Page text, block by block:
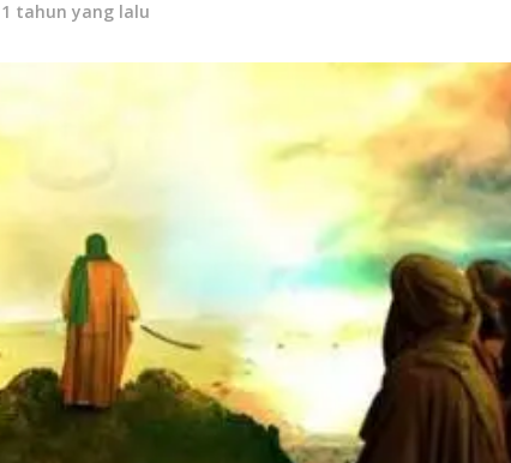
tahun yang lalu